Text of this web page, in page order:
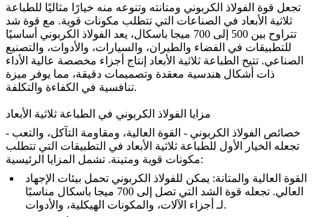
تجعل قوة الفولاذ الكربوني ومتانته وتنوعه منه خيارًا مثاليًا للطباعة
ثلاثية الأبعاد في الصناعات التي تتطلب مكونات قوية. مع قوة شد
تتراوح بين 500 إلى 700 ميجا باسكال، يعد الفولاذ الكربوني أساسيًا
للتطبيقات في الفضاء والطيران، و السيارات، و الأدوات، والتصنيع
الصناعي. تتيح الطباعة ثلاثية الأبعاد إنتاج أجزاء مخصصة عالية الأداء
ذات أشكال هندسية معقدة وتصميمات دقيقة، مما يوفر ميزة
تنافسية في الكفاءة والتكلفة.
مزايا الفولاذ الكربوني في الطباعة ثلاثية الأبعاد
خصائص الفولاذ الكربوني - القوة العالية، ومقاومة التآكل، والتعب -
تجعله الخيار الأول للطباعة ثلاثية الأبعاد في التطبيقات التي تتطلب
مكونات قوية ومتينة. تشمل المزايا الرئيسية:
القوة العالية والمتانة: يمكن للفولاذ الكربوني تحمل بيئات الإجهاد
العالي. تجعله قوة الشد التي تصل إلى 700 ميجا باسكال مناسبًا
لـ أجزاء الآلات، و المكونات الهيكلية، و الأدوات
.